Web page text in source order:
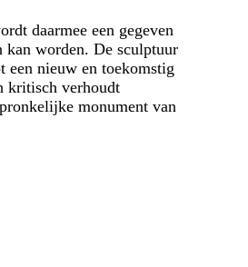
daarmee een gegeven
kan worden. De sculptuur
een nieuw en toekomstig
kritisch verhoudt
monument van